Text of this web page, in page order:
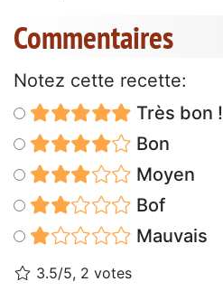
Commentaires
Notez cette recette:
Très bon !
Bon
Moyen
Bof
Mauvais
3.5/5, 2 votes